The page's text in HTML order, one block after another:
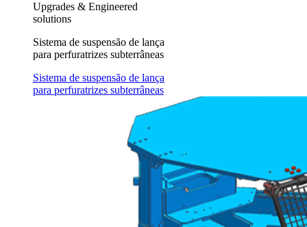
Upgrades & Engineered
solutions
Sistema de suspensão de lança
para perfuratrizes subterrâneas
Sistema de suspensão de lança
para perfuratrizes subterrâneas